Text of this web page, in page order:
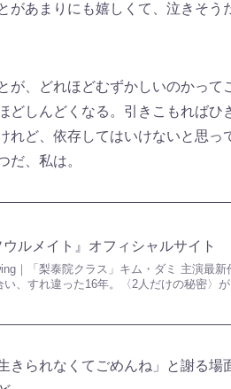
があまりにも嬉しくて、泣きそう
が、どれほどむずかしいのかって
どしんどくなる。引きこもれば
れど、依存してはいけないと思
だ、私は。
ルメイト』オフィシャルサイト
｜「梨泰院クラス」キム・ダミ 主演最
い、すれ違った16年。〈2人だけの秘密〉
きられなくてごめんね」と謝る